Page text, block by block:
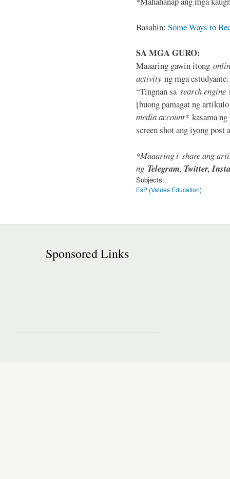
Basahin: Some Ways to
SA MGA GURO:
Maaaring gawin itong
activity ng mga
“Tingnan sa search engine
[buong pamagat ng
media account* kasama
screen shot ang iyong post
*Maaaring i-share ang
ng Telegram, Twitter,
Subjects:
EsP (Values Education)
Sponsored Links